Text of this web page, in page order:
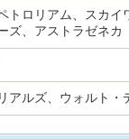
トロリアム、スカ
ズ、アストラゼネカ
アルズ、ウォルト・